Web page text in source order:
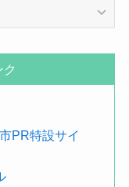
PR特設サイ